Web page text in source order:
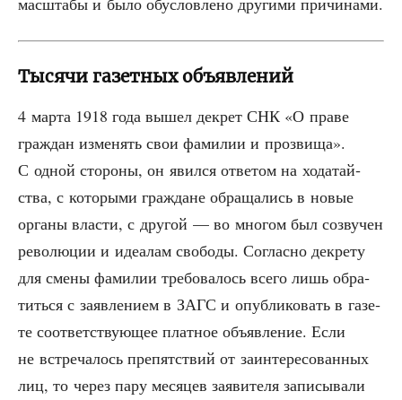
Тысячи газетных объявлений
4 мар­та 1918 года вышел декрет СНК «О пра­ве
граж­дан изме­нять свои фами­лии и про­зви­ща».
С одной сто­ро­ны, он явил­ся отве­том на хода­тай­
ства, с кото­ры­ми граж­дане обра­ща­лись в новые
орга­ны вла­сти, с дру­гой — во мно­гом был созву­чен
рево­лю­ции и иде­а­лам сво­бо­ды. Соглас­но декре­ту
для сме­ны фами­лии тре­бо­ва­лось все­го лишь обра­
тить­ся с заяв­ле­ни­ем в ЗАГС и опуб­ли­ко­вать в газе­
те соот­вет­ству­ю­щее плат­ное объ­яв­ле­ние. Если
не встре­ча­лось пре­пят­ствий от заин­те­ре­со­ван­ных
лиц, то через пару меся­цев заяви­те­ля запи­сы­ва­ли